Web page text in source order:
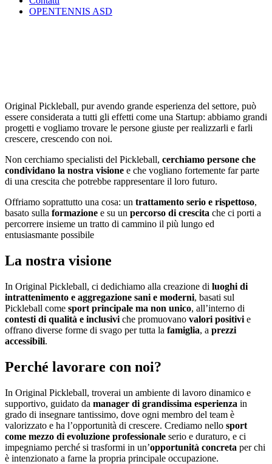
OPENTENNIS ASD
Original Pickleball, pur avendo grande esperienza del settore, può
essere considerata a tutti gli effetti come una Startup: abbiamo grandi
progetti e vogliamo trovare le persone giuste per realizzarli e farli
crescere, crescendo con noi.
Non cerchiamo specialisti del Pickleball, cerchiamo persone che
condividano la nostra visione e che vogliano fortemente far parte
di una crescita che potrebbe rappresentare il loro futuro.
Offriamo soprattutto una cosa: un trattamento serio e rispettoso,
basato sulla formazione e su un percorso di crescita che ci porti a
percorrere insieme un tratto di cammino il più lungo ed
entusiasmante possibile
La nostra visione
In Original Pickleball, ci dedichiamo alla creazione di luoghi di
intrattenimento e aggregazione sani e moderni, basati sul
Pickleball come sport principale ma non unico, all’interno di
contesti di qualità e inclusivi che promuovano valori positivi e
offrano diverse forme di svago per tutta la famiglia, a prezzi
accessibili.
Perché lavorare con noi?
In Original Pickleball, troverai un ambiente di lavoro dinamico e
supportivo, guidato da manager di grandissima esperienza in
grado di insegnare tantissimo, dove ogni membro del team è
valorizzato e ha l’opportunità di crescere. Crediamo nello sport
come mezzo di evoluzione professionale serio e duraturo, e ci
impegniamo perché si trasformi in un’opportunità concreta per chi
è intenzionato a farne la propria principale occupazione.